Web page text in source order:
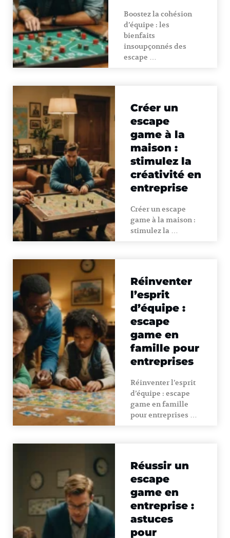
Boostez la cohésion
d’équipe : les
bienfaits
insoupçonnés des
escape …
Créer un
escape
game à la
maison :
stimulez la
créativité en
entreprise
Créer un escape
game à la maison :
stimulez la …
Réinventer
l’esprit
d’équipe :
escape
game en
famille pour
entreprises
Réinventer l’esprit
d’équipe : escape
game en famille
pour entreprises …
Réussir un
escape
game en
entreprise :
astuces
pour